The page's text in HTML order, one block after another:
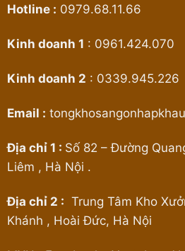
Hotline : 0979.68.11.66
Kinh doanh 1 : 0961.424.070
Kinh doanh 2 : 0339.945.226
Email :
Địa chỉ 1 : Số 82 – Đường
Liêm , Hà Nội .
Địa chỉ 2 : Trung Tâm Kho
Khánh , Hoài Đức, Hà Nội